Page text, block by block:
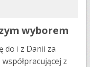
wyborem
do i z Danii za
z